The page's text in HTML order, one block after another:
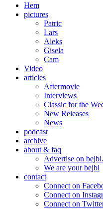
Hem
pictures
Patric
Lars
Aleks
Gisela
Cam
Video
articles
Aftermovie
Interviews
Classic for the
New Releases
News
podcast
archive
about & faq
Advertise on
We are your bejbi
contact
Connect on
Connect on
Connect on